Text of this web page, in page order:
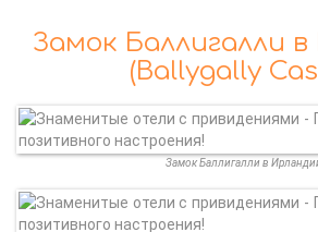
Замок Баллигалли
(Ballygally
Замок Баллигалли в